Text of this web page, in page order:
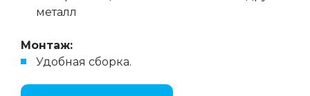
металл
Монтаж:
Удобная сборка.